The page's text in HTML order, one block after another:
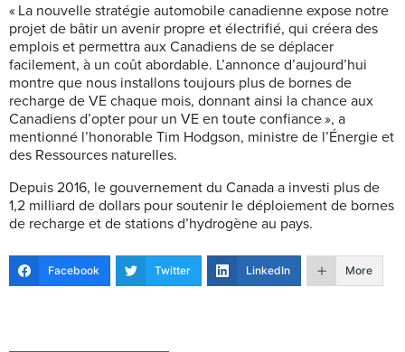
« La nouvelle stratégie automobile canadienne expose notre
projet de bâtir un avenir propre et électrifié, qui créera des
emplois et permettra aux Canadiens de se déplacer
facilement, à un coût abordable. L’annonce d’aujourd’hui
montre que nous installons toujours plus de bornes de
recharge de VE chaque mois, donnant ainsi la chance aux
Canadiens d’opter pour un VE en toute confiance », a
mentionné l’honorable Tim Hodgson, ministre de l’Énergie et
des Ressources naturelles.
Depuis 2016, le gouvernement du Canada a investi plus de
1,2 milliard de dollars pour soutenir le déploiement de bornes
de recharge et de stations d’hydrogène au pays.
Facebook Twitter LinkedIn More